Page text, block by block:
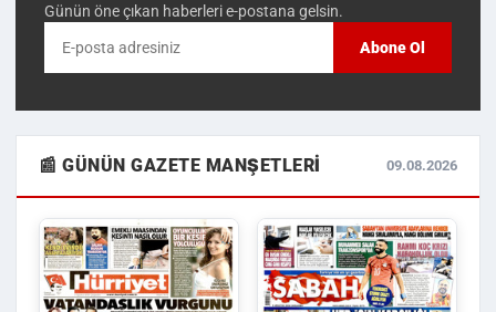
Günün öne çıkan haberleri e-postana gelsin.
Abone Ol
📰 GÜNÜN GAZETE MANŞETLERI 09.08.2026